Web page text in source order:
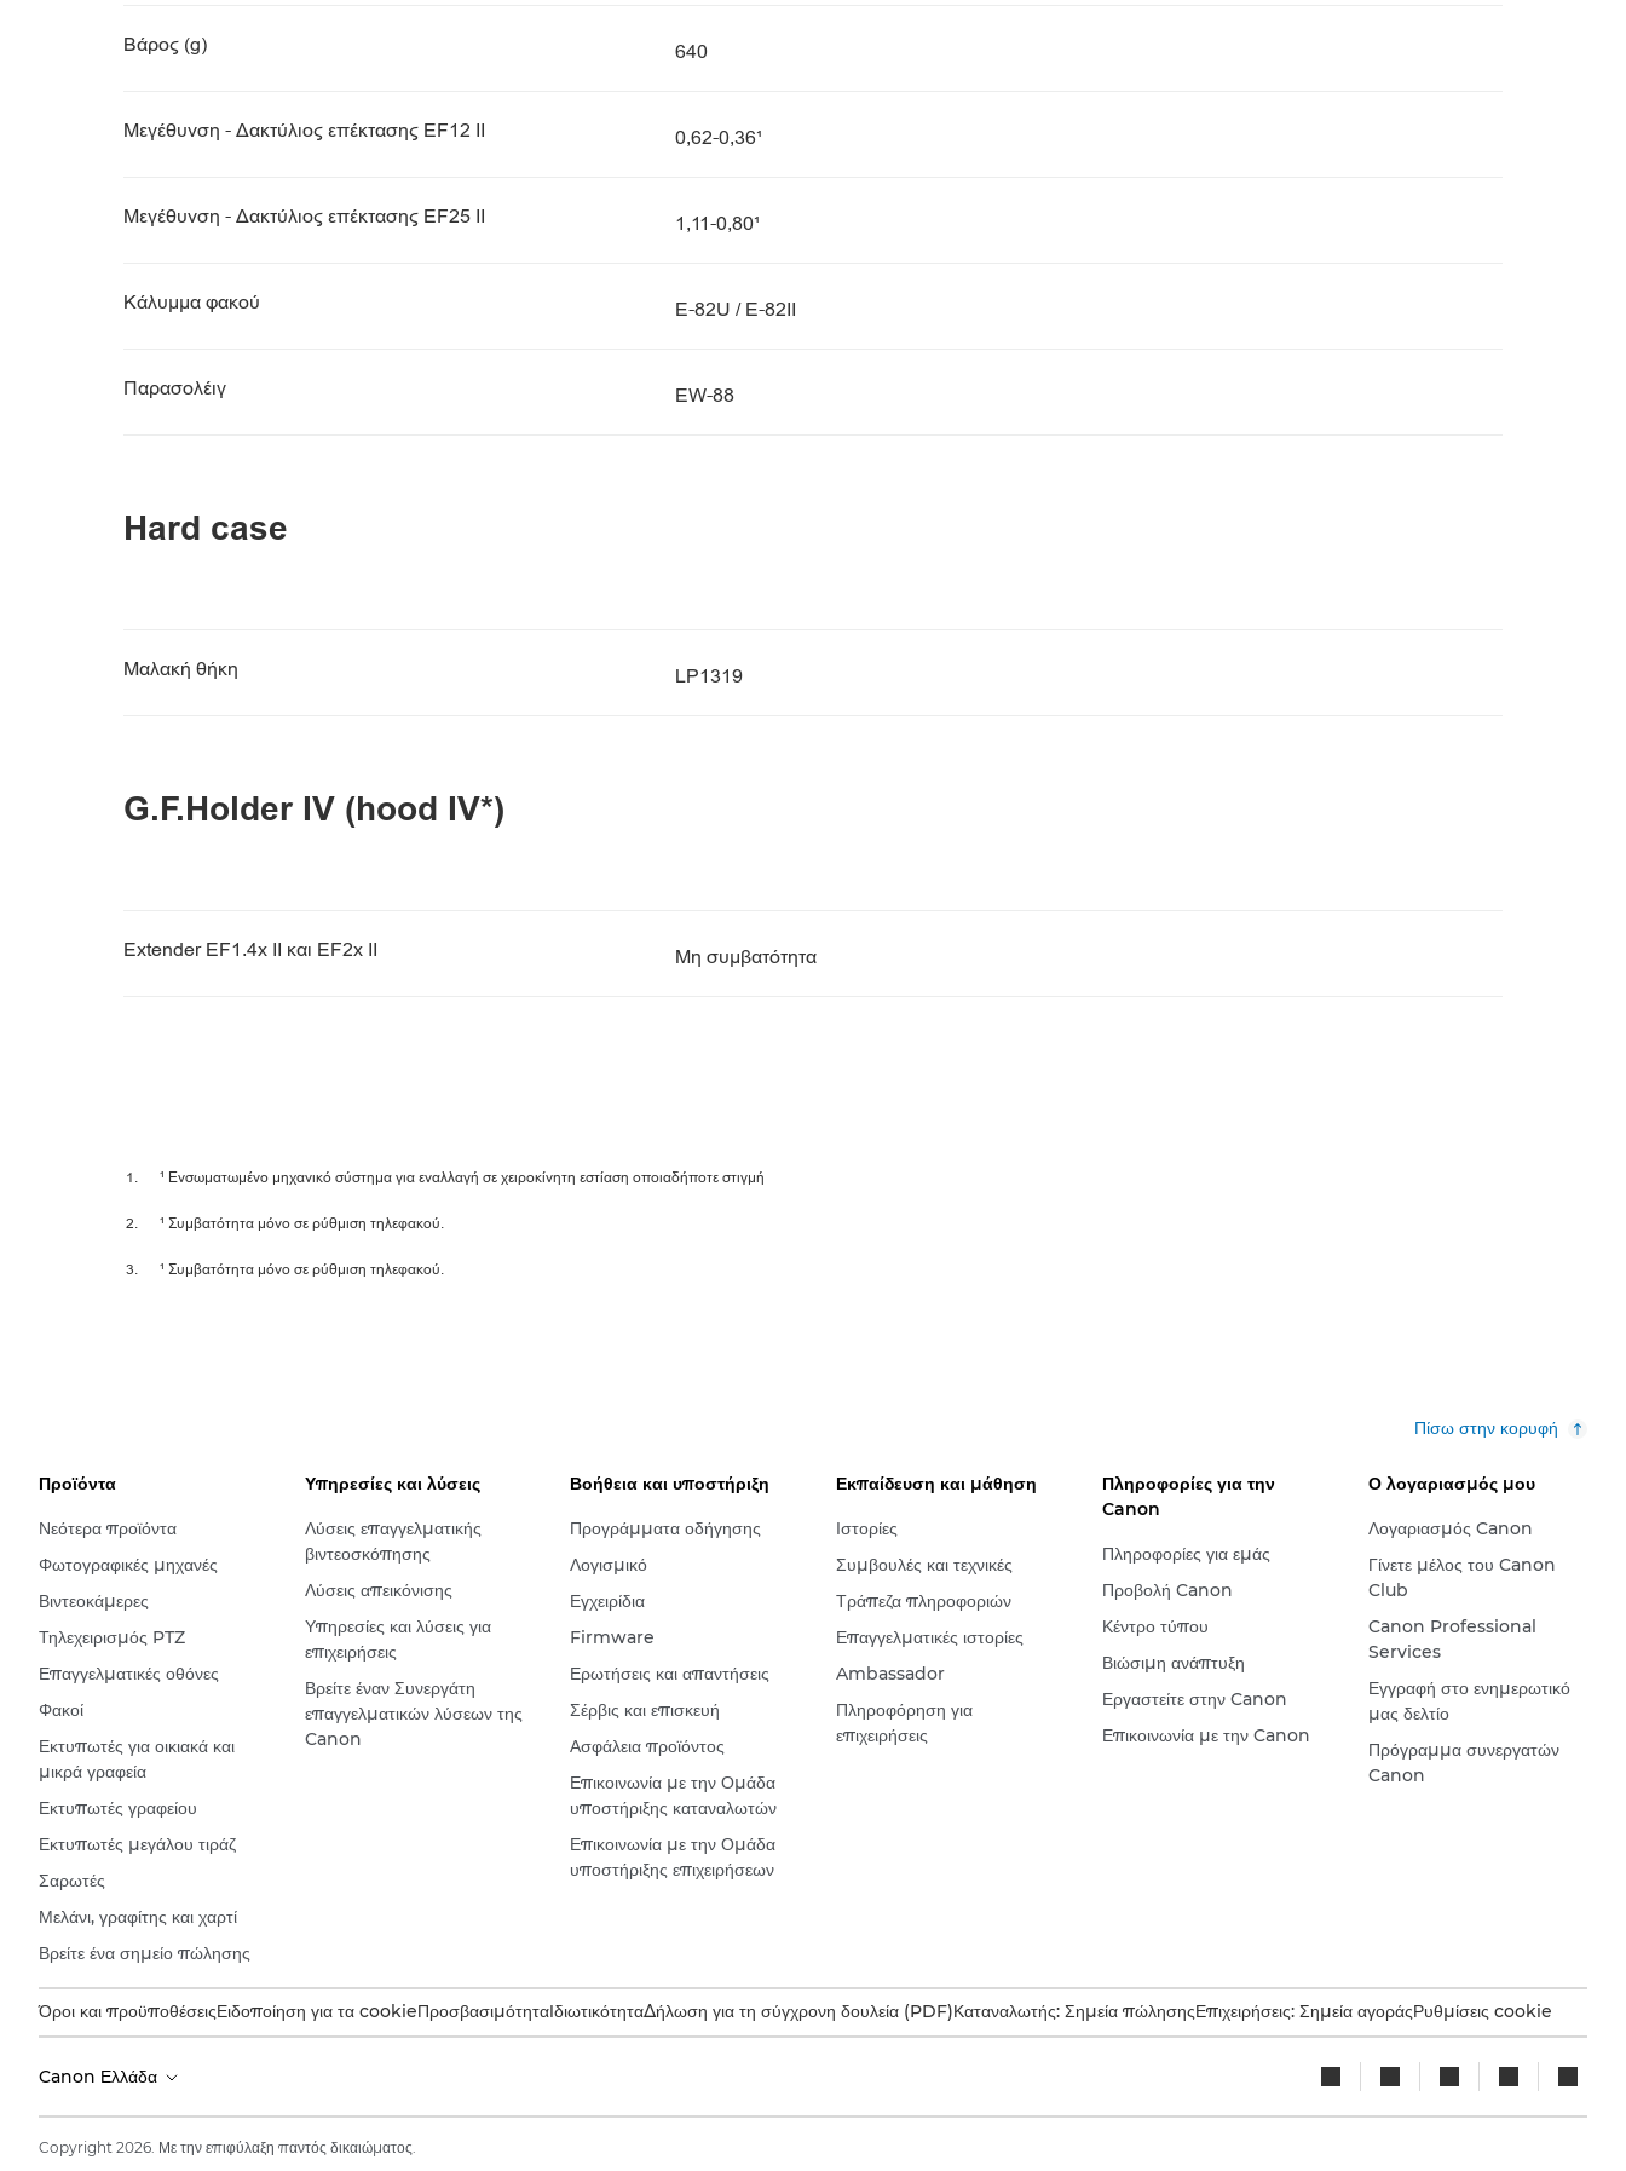
Βάρος (g) 640
Μεγέθυνση - Δακτύλιος επέκτασης EF12 II 0,62-0,36¹
Μεγέθυνση - Δακτύλιος επέκτασης EF25 II 1,11-0,80¹
Κάλυμμα φακού E-82U / E-82II
Παρασολέιγ EW-88
Hard case
Μαλακή θήκη LP1319
G.F.Holder IV (hood IV*)
Extender EF1.4x II και EF2x II Μη συμβατότητα
¹ Ενσωματωμένο μηχανικό σύστημα για εναλλαγή σε χειροκίνητη εστίαση οποιαδήποτε στιγμή
¹ Συμβατότητα μόνο σε ρύθμιση τηλεφακού.
¹ Συμβατότητα μόνο σε ρύθμιση τηλεφακού.
Πίσω στην κορυφή
Προϊόντα
Νεότερα προϊόντα
Φωτογραφικές μηχανές
Βιντεοκάμερες
Τηλεχειρισμός PTZ
Επαγγελματικές οθόνες
Φακοί
Εκτυπωτές για οικιακά και
μικρά γραφεία
Εκτυπωτές γραφείου
Εκτυπωτές μεγάλου τιράζ
Σαρωτές
Μελάνι, γραφίτης και χαρτί
Βρείτε ένα σημείο πώλησης
Υπηρεσίες και λύσεις
Λύσεις επαγγελματικής
βιντεοσκόπησης
Λύσεις απεικόνισης
Υπηρεσίες και λύσεις για
επιχειρήσεις
Βρείτε έναν Συνεργάτη
επαγγελματικών λύσεων της
Canon
Βοήθεια και υποστήριξη
Προγράμματα οδήγησης
Λογισμικό
Εγχειρίδια
Firmware
Ερωτήσεις και απαντήσεις
Σέρβις και επισκευή
Ασφάλεια προϊόντος
Επικοινωνία με την Ομάδα
υποστήριξης καταναλωτών
Επικοινωνία με την Ομάδα
υποστήριξης επιχειρήσεων
Εκπαίδευση και μάθηση
Ιστορίες
Συμβουλές και τεχνικές
Τράπεζα πληροφοριών
Επαγγελματικές ιστορίες
Ambassador
Πληροφόρηση για
επιχειρήσεις
Πληροφορίες για την
Canon
Πληροφορίες για εμάς
Προβολή Canon
Κέντρο τύπου
Βιώσιμη ανάπτυξη
Εργαστείτε στην Canon
Επικοινωνία με την Canon
Ο λογαριασμός μου
Λογαριασμός Canon
Γίνετε μέλος του Canon
Club
Canon Professional
Services
Εγγραφή στο ενημερωτικό
μας δελτίο
Πρόγραμμα συνεργατών
Canon
Όροι και προϋποθέσειςΕιδοποίηση για τα cookieΠροσβασιμότηταΙδιωτικότηταΔήλωση για τη σύγχρονη δουλεία (PDF)Καταναλωτής: Σημεία πώλησηςΕπιχειρήσεις: Σημεία αγοράςΡυθμίσεις cookie
Canon Ελλάδα
Copyright 2026. Με την επιφύλαξη παντός δικαιώματος.